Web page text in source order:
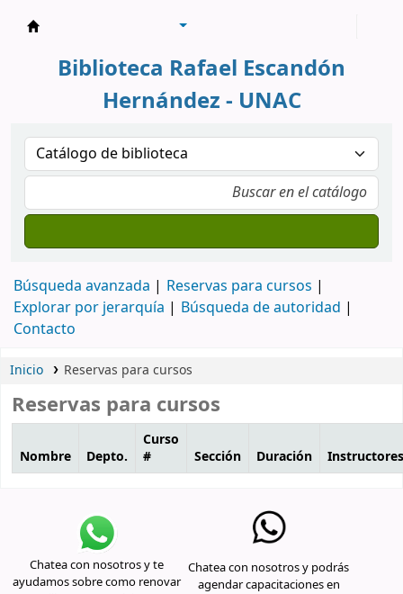
Biblioteca Rafael Escandón
Hernández - UNAC
Búsqueda avanzada
Reservas para cursos
Explorar por jerarquía
Búsqueda de autoridad
Contacto
Inicio Reservas para cursos
Reservas para cursos
Nombre Depto.
Curso
#
Sección Duración Instructores
Chatea con nosotros y te
ayudamos sobre como renovar
Chatea con nosotros y podrás
agendar capacitaciones en